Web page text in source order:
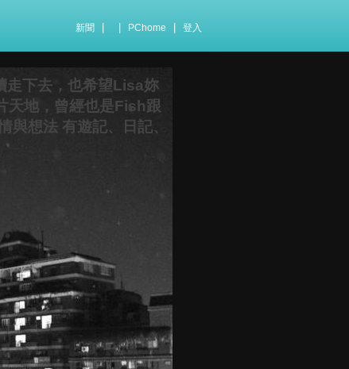
新聞 PChome 登入
走下去，也希望Lisa妳
天地，曾經也是Fish跟
想法 有遊記、日記、